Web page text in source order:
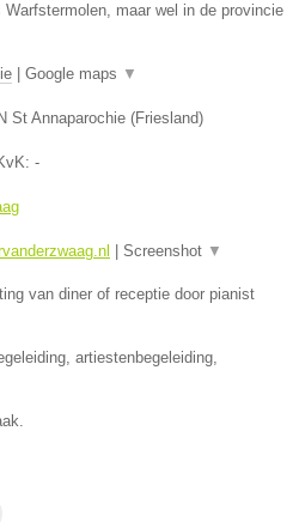
maar wel in de provincie
Google maps ▼
St Annaparochie (Friesland)
-
Screenshot ▼
van diner of receptie door pianist
artiestenbegeleiding,